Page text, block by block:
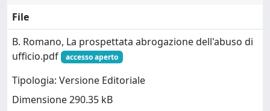
File
B. Romano, La prospettata abrogazione dell'abuso di
ufficio.pdf
accesso aperto
Tipologia: Versione Editoriale
Dimensione 290.35 kB